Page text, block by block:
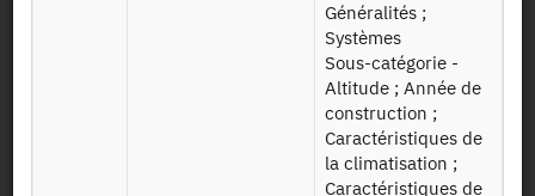
Généralités ;
Systèmes
Sous-catégorie -
Altitude ; Année de
construction ;
Caractéristiques de
la climatisation ;
Caractéristiques de